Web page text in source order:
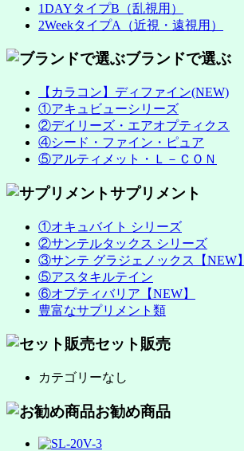
1DAYタイプB（乱視用）
2WeekタイプA（近視・遠視用）
ブランドで選ぶ
【カラコン】ディファイン(NEW)
①アキュビューシリーズ
②デイリーズ・エアオプティクス
④シード・ファイン・ピュア
⑤アルティメット・Ｌ－ＣＯＮ
サプリメント
①オキュバイト シリーズ
②サンテルタックス シリーズ
③サンテ グラジェノックス【NEW】
⑤アスタキルテイン
⑥オプティバリア【NEW】
豊富なサプリメント類
セット販売
カテゴリーなし
お勧め商品